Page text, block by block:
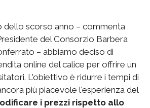
dello scorso anno – commenta
del Consorzio Barbera
– abbiamo deciso di
online del calice per offrire un
L'obiettivo è ridurre i tempi di
più piacevole l'esperienza del
i prezzi rispetto allo